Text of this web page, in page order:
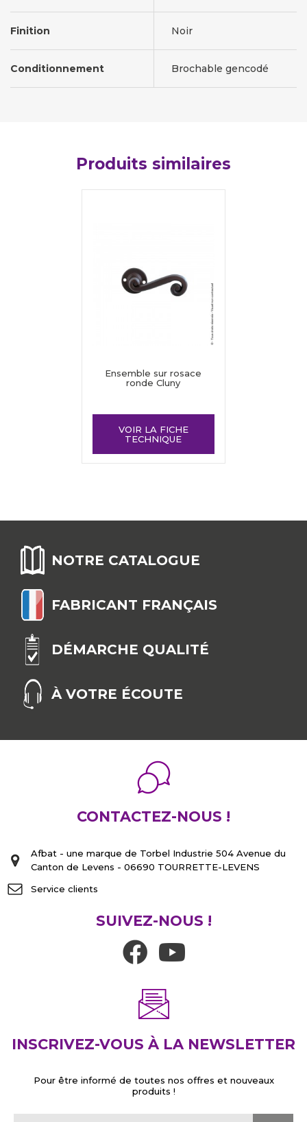
Finition Noir
Conditionnement Brochable gencodé
Produits similaires
Ensemble sur rosace
ronde Cluny
VOIR LA FICHE
TECHNIQUE
NOTRE CATALOGUE
FABRICANT FRANÇAIS
DÉMARCHE QUALITÉ
À VOTRE ÉCOUTE
CONTACTEZ-NOUS !
Afbat - une marque de Torbel Industrie 504 Avenue du
Canton de Levens - 06690 TOURRETTE-LEVENS
Service clients
SUIVEZ-NOUS !
INSCRIVEZ-VOUS À LA NEWSLETTER
Pour être informé de toutes nos offres et nouveaux
produits !